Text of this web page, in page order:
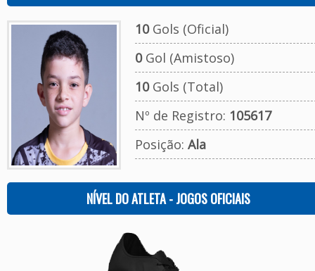
10Gols (Oficial)
0Gol (Amistoso)
10Gols (Total)
Nº de Registro: 105617
Posição: Ala
NÍVEL DO ATLETA - JOGOS OFICIAIS